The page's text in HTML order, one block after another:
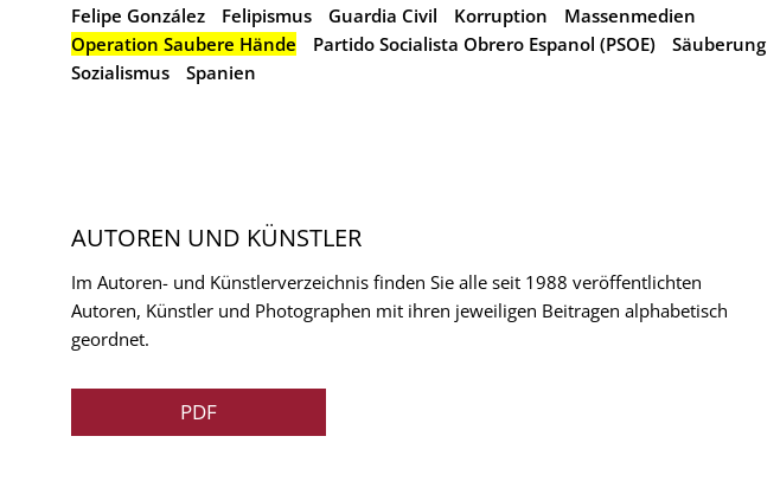
Felipe González
Felipismus Guardia Civil Korruption
Massenmedien
Operation Saubere Hände
Partido Socialista Obrero Espanol (PSOE)
Säuberung
Sozialismus
Spanien
AUTOREN UND KÜNSTLER
Im Autoren- und Künstlerverzeichnis finden Sie alle seit 1988 veröffentlichten
Autoren, Künstler und Photographen mit ihren jeweiligen Beitragen alphabetisch
geordnet.
PDF